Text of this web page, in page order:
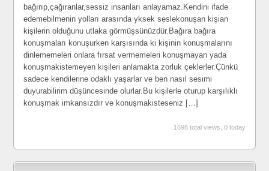
bağırıp,çağıranlar,sessiz insanları anlayamaz.Kendini ifade
edemebilmenin yolları arasında yksek seslekonuşan kişian
kişilerin olduğunu utlaka görmüşsünüzdür.Bağıra bağıra
konuşmaları konuşurken karşısında ki kişinin konuşmalarını
dinlememeleri onlara fırsat vermemeleri konuşmayan yada
konuşmakistemeyen kişileri anlamakta zorluk çeklerler.Çünkü
sadece kendilerine odaklı yaşarlar ve ben nasıl sesimi
duyurabilirim düşüncesinde olurlar.Bu kişilerle oturup karşılıklı
konuşmak imkansızdır ve konuşmakisteseniz […]
1698 total views, 0 today